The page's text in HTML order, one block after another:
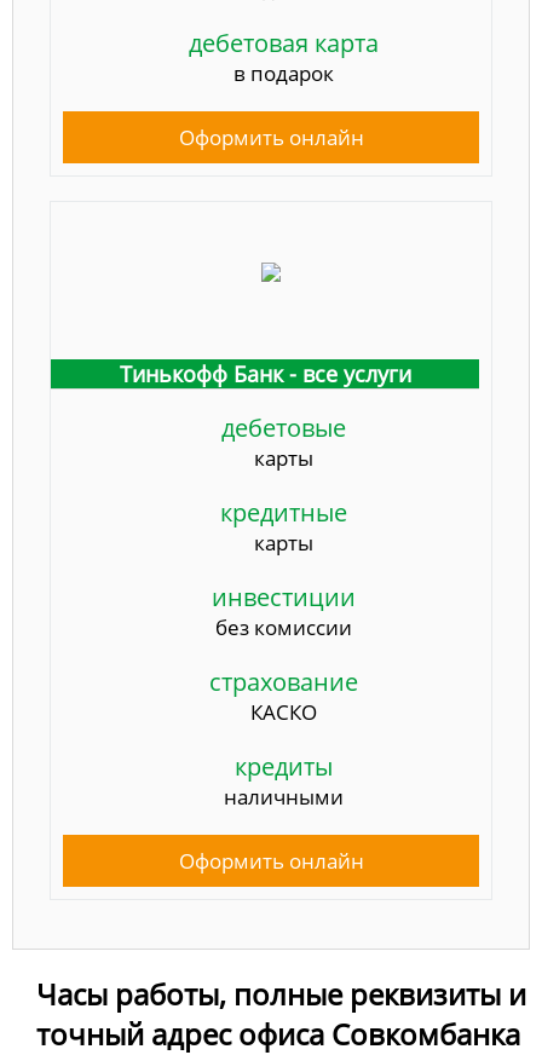
дебетовая карта
в подарок
Оформить онлайн
Тинькофф Банк - все услуги
дебетовые
карты
кредитные
карты
инвестиции
без комиссии
страхование
КАСКО
кредиты
наличными
Оформить онлайн
Часы работы, полные реквизиты и
точный адрес офиса Совкомбанка